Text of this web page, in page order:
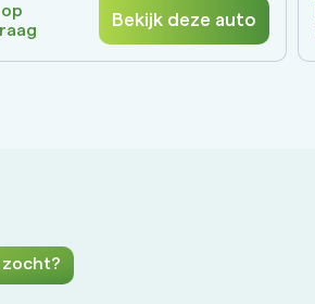
Bekijk deze auto
zocht?